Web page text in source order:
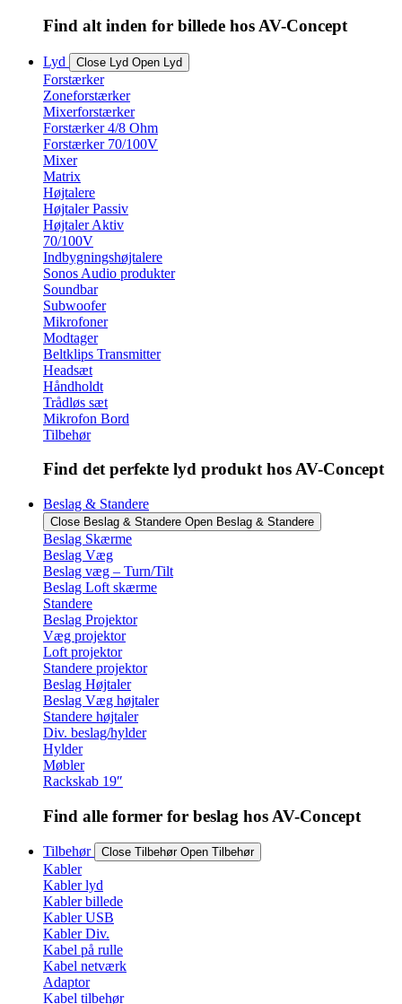
Find alt inden for billede hos AV-Concept
Lyd Close Lyd Open Lyd
Forstærker
Zoneforstærker
Mixerforstærker
Forstærker 4/8 Ohm
Forstærker 70/100V
Mixer
Matrix
Højtalere
Højtaler Passiv
Højtaler Aktiv
70/100V
Indbygningshøjtalere
Sonos Audio produkter
Soundbar
Subwoofer
Mikrofoner
Modtager
Beltklips Transmitter
Headsæt
Håndholdt
Trådløs sæt
Mikrofon Bord
Tilbehør
Find det perfekte lyd produkt hos AV-Concept
Beslag & Standere
Close Beslag & Standere Open Beslag & Standere
Beslag Skærme
Beslag Væg
Beslag væg – Turn/Tilt
Beslag Loft skærme
Standere
Beslag Projektor
Væg projektor
Loft projektor
Standere projektor
Beslag Højtaler
Beslag Væg højtaler
Standere højtaler
Div. beslag/hylder
Hylder
Møbler
Rackskab 19″
Find alle former for beslag hos AV-Concept
Tilbehør Close Tilbehør Open Tilbehør
Kabler
Kabler lyd
Kabler billede
Kabler USB
Kabler Div.
Kabel på rulle
Kabel netværk
Adaptor
Kabel tilbehør